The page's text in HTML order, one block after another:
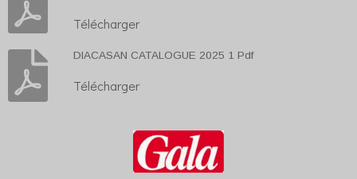
Télécharger
DIACASAN CATALOGUE 2025 1 Pdf
Télécharger